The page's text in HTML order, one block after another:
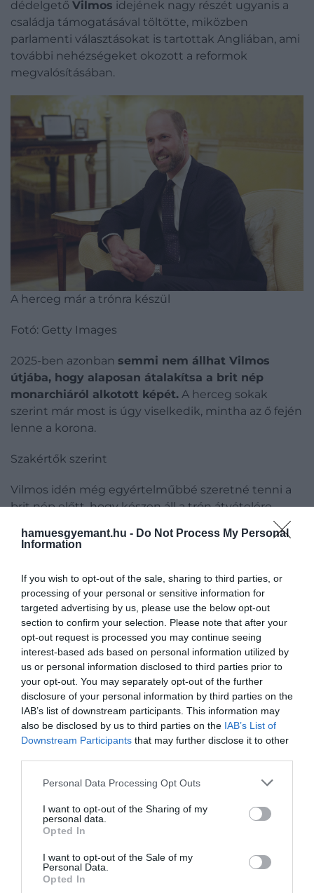
hamuesgyemant.hu - Do Not Process My Personal
Information
If you wish to opt-out of the sale, sharing to third parties, or
processing of your personal or sensitive information for
targeted advertising by us, please use the below opt-out
section to confirm your selection. Please note that after your
opt-out request is processed you may continue seeing
interest-based ads based on personal information utilized by
us or personal information disclosed to third parties prior to
your opt-out. You may separately opt-out of the further
disclosure of your personal information by third parties on the
IAB’s list of downstream participants. This information may
also be disclosed by us to third parties on the IAB’s List of
Downstream Participants that may further disclose it to other
Please note that this website/app uses one or more Google
not limited to your visit or usage behaviour. You may click to
grant or deny consent to Google and its third-party tags to
use your data for below specified purposes in below Google
consent section.
Personal Data Processing Opt Outs
I want to opt-out of the Sharing of my
personal data.
Opted In
I want to opt-out of the Sale of my
Personal Data.
Opted In
dédelgető Vilmos idejének nagy részét ugyanis a
családja támogatásával töltötte, miközben
parlamenti választásokat is tartottak Angliában, ami
további nehézségeket okozott a reformok
megvalósításában.
A herceg már a trónra készül
Fotó: Getty Images
2025-ben azonban semmi nem állhat Vilmos
útjába, hogy alaposan átalakítsa a brit nép
monarchiáról alkotott képét. A herceg sokak
szerint már most is úgy viselkedik, mintha az ő fején
lenne a korona.
Szakértők szerint
Vilmos idén még egyértelműbbé szeretné tenni a
brit nép előtt, hogy készen áll a trón átvételére –
határozott, tradicionális, mégis
megközelíthető uralkodóként , mint amilyen a
Sussex hercege, Harry
A bátyjával ellentétben Harry kilátásai a 2025-ös évre
kifejezetten borúsnak tűnnek. A család fekete
bárányának már januárban bíróság elé kell majd
állnia egy, a The Sun
újsággal folytatott pereskedése
miatt.